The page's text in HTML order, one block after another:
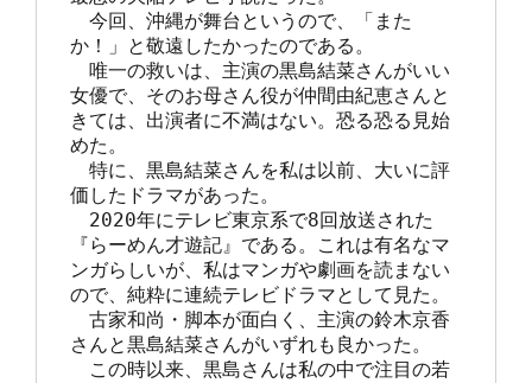
今回、沖縄が舞台というので、「また
か！」と敬遠したかったのである。
唯一の救いは、主演の黒島結菜さんがいい
女優で、そのお母さん役が仲間由紀恵さんと
きては、出演者に不満はない。恐る恐る見始
めた。
特に、黒島結菜さんを私は以前、大いに評
価したドラマがあった。
2020年にテレビ東京系で8回放送された
『らーめん才遊記』である。これは有名なマ
ンガらしいが、私はマンガや劇画を読まない
ので、純粋に連続テレビドラマとして見た。
古家和尚・脚本が面白く、主演の鈴木京香
さんと黒島結菜さんがいずれも良かった。
この時以来、黒島さんは私の中で注目の若